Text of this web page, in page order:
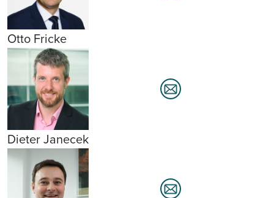
Otto Fricke
Dieter Janecek